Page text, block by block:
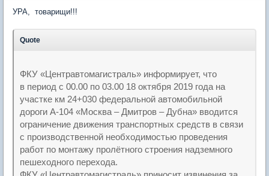
УРА, товарищи!!!
Quote
ФКУ «Центравтомагистраль» информирует, что
в период с 00.00 по 03.00 18 октября 2019 года на
участке км 24+030 федеральной автомобильной
дороги А-104 «Москва – Дмитров – Дубна» вводится
ограничение движения транспортных средств в связи
с производственной необходимостью проведения
работ по монтажу пролётного строения надземного
пешеходного перехода.